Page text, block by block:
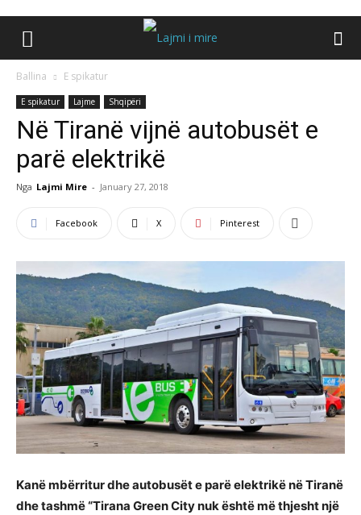
Ballina E spikatur
E spikatur Lajme Shqipëri
Në Tiranë vijnë autobusët e
parë elektrikë
Nga Lajmi Mire - January 27, 2018
Facebook X Pinterest
Kanë mbërritur dhe autobusët e parë elektrikë në Tiranë
dhe tashmë “Tirana Green City nuk është më thjesht një